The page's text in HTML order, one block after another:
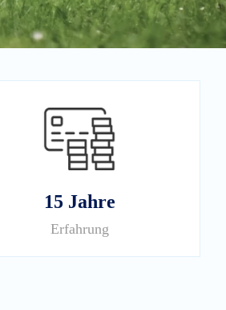
15 Jahre
Erfahrung